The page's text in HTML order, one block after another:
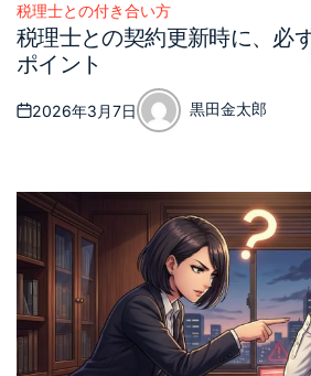
Posted
in
税理士との付き合い方
税理士との契約更新時に、必
ポイント
Posted
2026年3月7日
Posted
黒田金太郎